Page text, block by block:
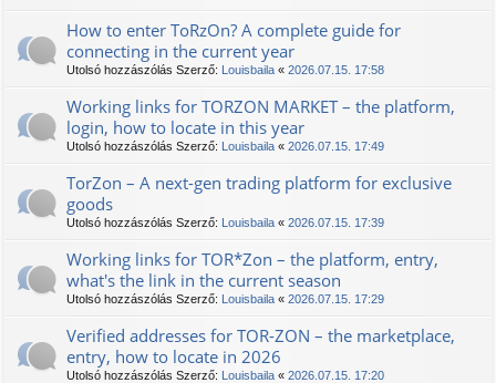
How to enter TоRzOn? A complete guide for
connecting in the current year
Utolsó hozzászólás Szerző: Louisbaila « 2026.07.15. 17:58
Working links for TORZON MARKET – the platform,
login, how to locate in this year
Utolsó hozzászólás Szerző: Louisbaila « 2026.07.15. 17:49
TorZon – A next-gen trading platform for exclusive
goods
Utolsó hozzászólás Szerző: Louisbaila « 2026.07.15. 17:39
Working links for TOR*Zon – the platform, entry,
what's the link in the current season
Utolsó hozzászólás Szerző: Louisbaila « 2026.07.15. 17:29
Verified addresses for TOR-ZON – the marketplace,
entry, how to locate in 2026
Utolsó hozzászólás Szerző: Louisbaila « 2026.07.15. 17:20